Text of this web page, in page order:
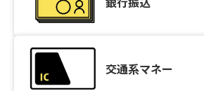
交通系マネー